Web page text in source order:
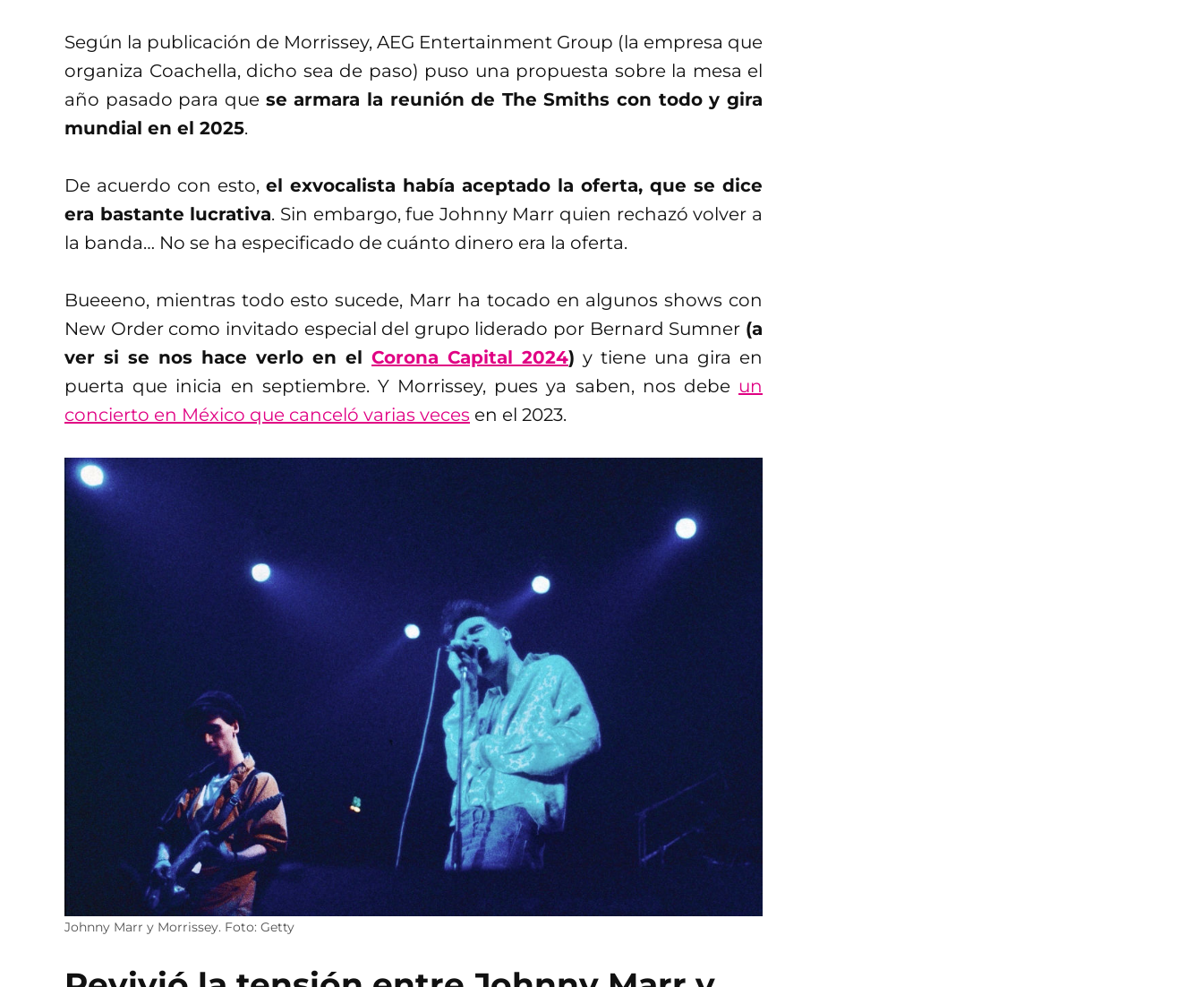
Según la publicación de Morrissey, AEG Entertainment Group (la empresa que
organiza Coachella, dicho sea de paso) puso una propuesta sobre la mesa el
año pasado para que se armara la reunión de The Smiths con todo y gira
mundial en el 2025.
De acuerdo con esto, el exvocalista había aceptado la oferta, que se dice
era bastante lucrativa. Sin embargo, fue Johnny Marr quien rechazó volver a
la banda… No se ha especificado de cuánto dinero era la oferta.
Bueeeno, mientras todo esto sucede, Marr ha tocado en algunos shows con
New Order como invitado especial del grupo liderado por Bernard Sumner (a
ver si se nos hace verlo en el Corona Capital 2024) y tiene una gira en
puerta que inicia en septiembre. Y Morrissey, pues ya saben, nos debe un
concierto en México que canceló varias veces en el 2023.
Johnny Marr y Morrissey. Foto: Getty